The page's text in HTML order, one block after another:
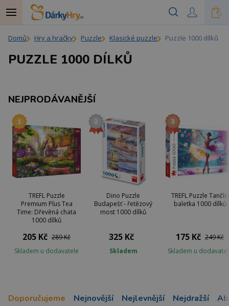
Domů Hry a hračky Puzzle Klasické puzzle Puzzle 1000 dílků
PUZZLE 1000 DÍLKŮ
NEJPRODÁVANĚJŠÍ
TREFL Puzzle
Premium Plus Tea
Time: Dřevěná chata
1000 dílků
205 Kč 289 Kč
Skladem u dodavatele
Dino Puzzle
Budapešť - řetězový
most 1000 dílků
325 Kč
Skladem
TREFL Puzzle Tančící
baletka 1000 dílků
175 Kč 249 Kč
Skladem u
Doporučujeme Nejnovější Nejlevnější Nejdražší